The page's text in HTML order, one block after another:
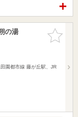
お気に入
りに追加
の湯
園都市線 藤が丘駅、JR